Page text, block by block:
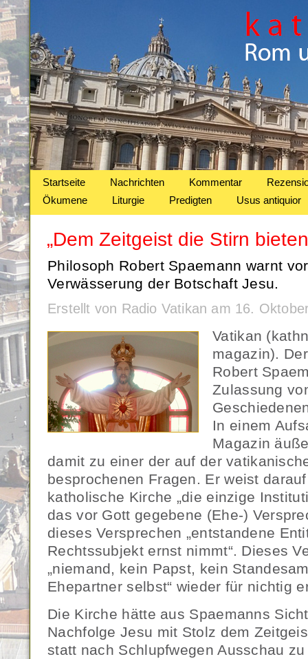
Startseite Nachrichten Kommentar
Ökumene
Liturgie Predigten Usus antiquior
„Dem Zeitgeist die Stirn
Philosoph Robert Spaemann warnt
Verwässerung der Botschaft Jesu.
Erstellt von Radio Vatikan am 16.
Vatikan
magazin).
Robert
Zulassung
In einem
Magazin
damit zu einer der auf der
besprochenen Fragen. Er weist
katholische Kirche „die einzige
das vor Gott gegebene (Ehe-)
dieses Versprechen „entstandene
Rechtssubjekt ernst nimmt“. Dieses
„niemand, kein Papst, kein
Ehepartner selbst“ wieder für nichtig
Die Kirche hätte aus Spaemanns
Nachfolge Jesu mit Stolz dem
statt nach Schlupfwegen Ausschau